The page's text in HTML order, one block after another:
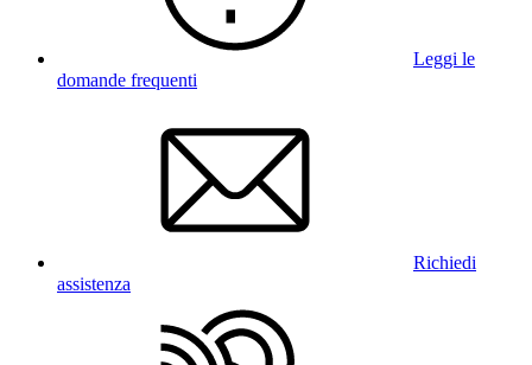
Leggi le
domande frequenti
Richiedi
assistenza